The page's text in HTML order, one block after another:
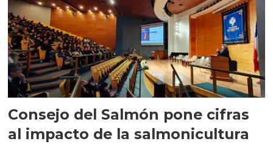
Consejo del Salmón pone cifras
al impacto de la salmonicultura